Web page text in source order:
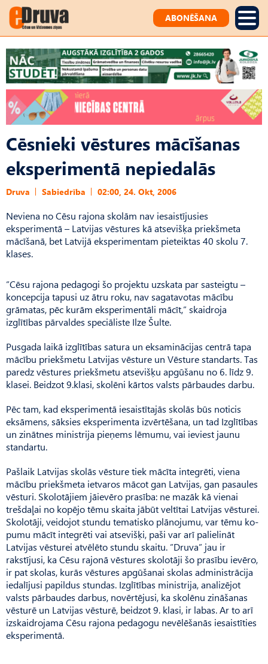
ABONĒŠANA
Cēsnieki vēstures mācīšanas
eksperimentā nepiedalās
Druva Sabiedrība 02:00, 24. Okt, 2006
Neviena no Cēsu rajona skolām nav iesaistījusies
eksperimentā – Latvijas vēstures kā atsevišķa priekšmeta
mācīšanā, bet Latvijā eksperimentam pieteiktas 40 skolu 7.
klases.
”Cēsu rajona pedagogi šo projektu uzskata par sasteigtu –
koncepcija tapusi uz ātru roku, nav sagatavotas mācību
grāmatas, pēc kurām eksperimentāli mācīt,” skaidroja
izglītības pārvaldes speciāliste Ilze Šulte.
Pusgada laikā izglītības satura un eksaminācijas centrā tapa
mācību priekšmetu Latvijas vēsture un Vēsture standarts. Tas
paredz vēstures priekšmetu atsevišķu apgūšanu no 6. līdz 9.
klasei. Beidzot 9.klasi, skolēni kārtos valsts pārbaudes darbu.
Pēc tam, kad eksperimentā iesaistītajās skolās būs noticis
eksāmens, sāksies eksperimenta izvērtēšana, un tad Izglītības
un zinātnes ministrija pieņems lēmumu, vai ieviest jaunu
standartu.
Pašlaik Latvijas skolās vēsture tiek mācīta integrēti, viena
mācību priekšmeta ietvaros mācot gan Latvijas, gan pasaules
vēsturi. Skolotājiem jāievēro prasība: ne mazāk kā vienai
trešdaļai no kopējo tēmu skaita jābūt veltītai Latvijas vēsturei.
Skolotāji, veidojot stundu tematisko plānojumu, var tēmu ko-
pumu mācīt integrēti vai atsevišķi, paši var arī palielināt
Latvijas vēsturei atvēlēto stundu skaitu. ”Druva” jau ir
rakstījusi, ka Cēsu rajonā vēstures skolotāji šo prasību ievēro,
ir pat skolas, kurās vēstures apgūšanai skolas administrācija
iedalījusi papildus stundas. Izglītības ministrija, analizējot
valsts pārbaudes darbus, novērtējusi, ka skolēnu zināšanas
vēsturē un Latvijas vēsturē, beidzot 9. klasi, ir labas. Ar to arī
izskaidrojama Cēsu rajona pedagogu nevēlēšanās iesaistīties
eksperimentā.